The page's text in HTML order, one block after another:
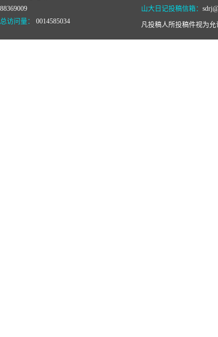
88369009
山大日记投稿信箱：
总访问量：
0014585034 凡投稿人所投稿件视为